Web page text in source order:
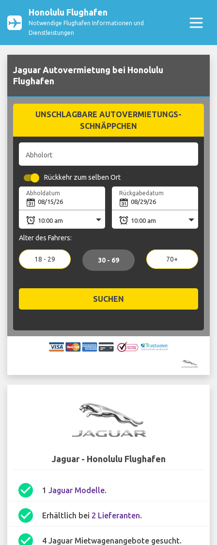
Honolulu Flughafen
Notwendige Flughafen Informationen und
Dienstleistungen
Jaguar Autovermietung bei Honolulu
Flughafen
UNSCHLAGBARE AUTOVERMIETUNGS-
SCHNÄPPCHEN
Abholort
Rückkehr zum selben Ort
Abholdatum Rückgabedatum
Alter des Fahrers:
18 - 29 30 - 69 70+
SUCHEN
Jaguar - Honolulu Flughafen
check_circle 1 Jaguar Modelle.
check_circle Erhältlich bei 2 Lieferanten.
check_circle 4 Jaguar Mietwagenangebote gesucht.